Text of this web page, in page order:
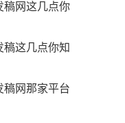
稿网这几点你
稿这几点你知
稿网那家平台